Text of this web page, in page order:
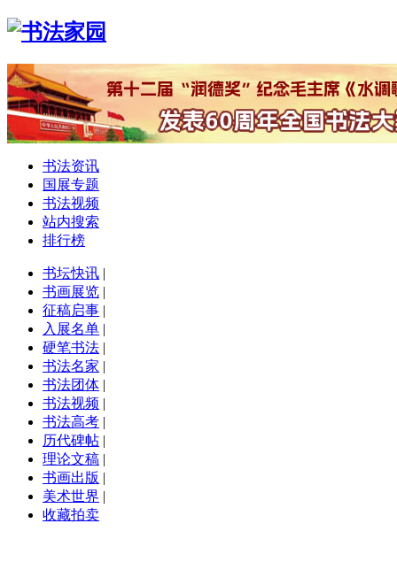
书法资讯
国展专题
书法视频
站内搜索
排行榜
书坛快讯 |
书画展览 |
征稿启事 |
入展名单 |
硬笔书法 |
书法名家 |
书法团体 |
书法视频 |
书法高考 |
历代碑帖 |
理论文稿 |
书画出版 |
美术世界 |
收藏拍卖